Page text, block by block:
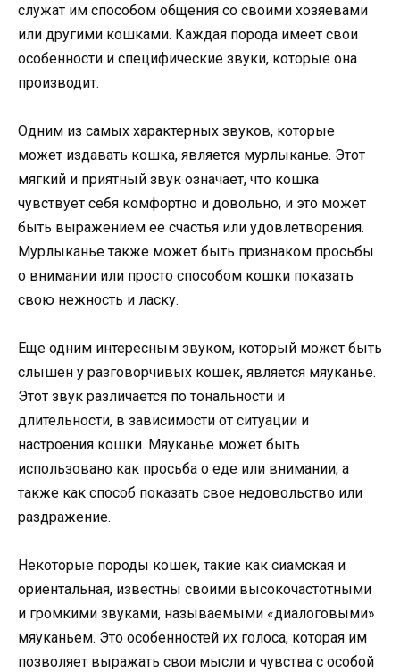
служат им способом общения со своими хозяевами
или другими кошками. Каждая порода имеет свои
особенности и специфические звуки, которые она
производит.
Одним из самых характерных звуков, которые
может издавать кошка, является мурлыканье. Этот
мягкий и приятный звук означает, что кошка
чувствует себя комфортно и довольно, и это может
быть выражением ее счастья или удовлетворения.
Мурлыканье также может быть признаком просьбы
о внимании или просто способом кошки показать
свою нежность и ласку.
Еще одним интересным звуком, который может быть
слышен у разговорчивых кошек, является мяуканье.
Этот звук различается по тональности и
длительности, в зависимости от ситуации и
настроения кошки. Мяуканье может быть
использовано как просьба о еде или внимании, а
также как способ показать свое недовольство или
раздражение.
Некоторые породы кошек, такие как сиамская и
ориентальная, известны своими высокочастотными
и громкими звуками, называемыми «диалоговыми»
мяуканьем. Это особенностей их голоса, которая им
позволяет выражать свои мысли и чувства с особой